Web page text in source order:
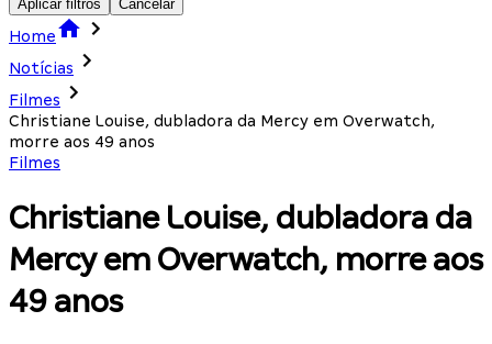
Aplicar filtros Cancelar
Home
Notícias
Filmes
Christiane Louise, dubladora da Mercy em Overwatch,
morre aos 49 anos
Filmes
Christiane Louise, dubladora da
Mercy em Overwatch, morre aos
49 anos